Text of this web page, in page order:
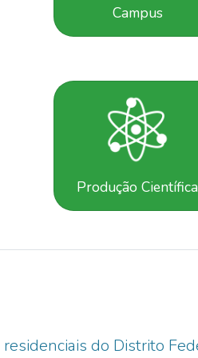
Campus
Produção Científica
do Distrito